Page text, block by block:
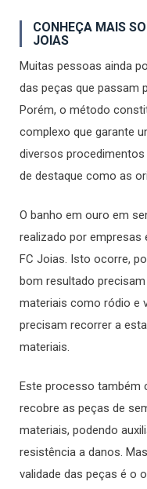
CONHEÇA MAIS
JOIAS
Muitas pessoas ainda
das peças que passam
Porém, o método
complexo que garante
diversos
de destaque como as
O banho em ouro em
realizado por empresas
FC Joias. Isto ocorre,
bom resultado
materiais como ródio e
precisam recorrer a
materiais.
Este processo também
recobre as peças de
materiais, podendo
resistência a danos.
validade das peças é o